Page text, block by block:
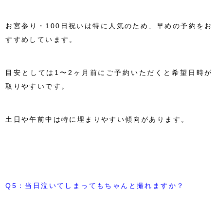
お宮参り・100日祝いは特に人気のため、早めの予約をお
すすめしています。
目安としては1〜2ヶ月前にご予約いただくと希望日時が
取りやすいです。
土日や午前中は特に埋まりやすい傾向があります。
Q5：当日泣いてしまってもちゃんと撮れますか？